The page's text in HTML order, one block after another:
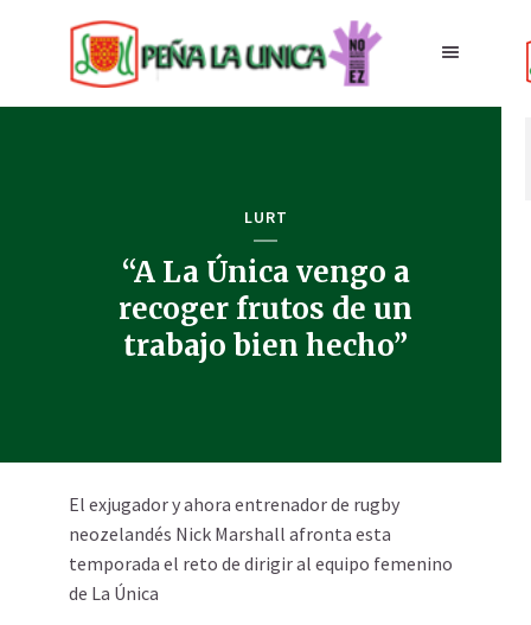
LURT
“A La Única vengo a
recoger frutos de un
trabajo bien hecho”
El exjugador y ahora entrenador de rugby
neozelandés Nick Marshall afronta esta
temporada el reto de dirigir al equipo femenino
de La Única